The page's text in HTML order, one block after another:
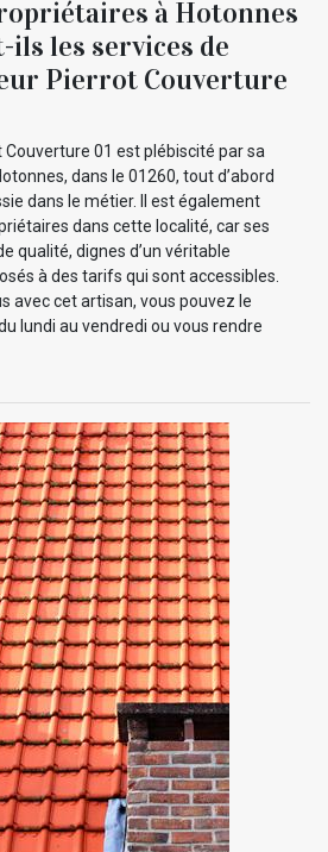
à Hotonnes
les services de
Pierrot Couverture
Couverture 01 est plébiscité par sa
dans le 01260, tout d’abord
dans le métier. Il est également
dans cette localité, car ses
qualité, dignes d’un véritable
à des tarifs qui sont accessibles.
avec cet artisan, vous pouvez le
lundi au vendredi ou vous rendre